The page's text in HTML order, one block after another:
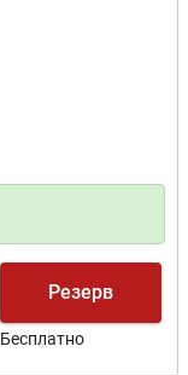
Резерв
Бесплатно